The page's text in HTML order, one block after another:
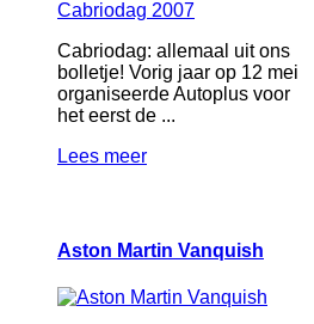
Cabriodag: allemaal uit ons
bolletje! Vorig jaar op 12 mei
organiseerde Autoplus voor
het eerst de ...
Lees meer
Aston Martin Vanquish